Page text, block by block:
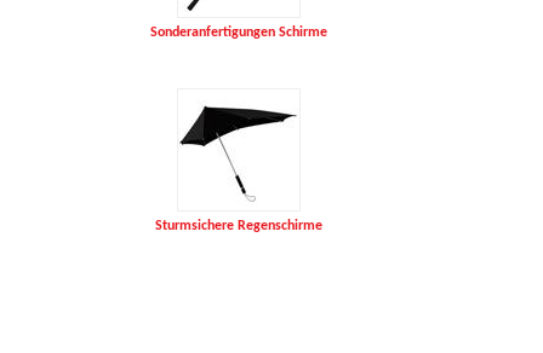
Sonderanfertigungen Schirme
Sturmsichere Regenschirme